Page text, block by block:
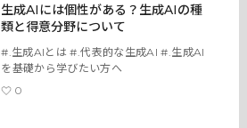
生成AIには個性がある？生成AIの種
類と得意分野について
#.生成AIとは #.代表的な生成AI #.生成AI
を基礎から学びたい方へ
0